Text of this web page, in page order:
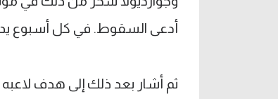
أدعى السقوط. في كل أسبوع
ثم أشار بعد ذلك إلى هدف